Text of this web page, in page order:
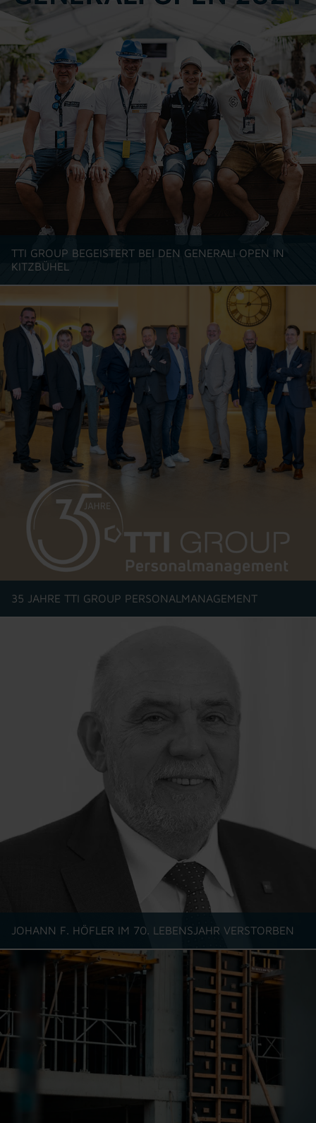
TTI GROUP BEGEISTERT BEI DEN GENERALI OPEN IN
KITZBÜHEL
35 JAHRE TTI GROUP PERSONALMANAGEMENT
JOHANN F. HÖFLER IM 70. LEBENSJAHR VERSTORBEN